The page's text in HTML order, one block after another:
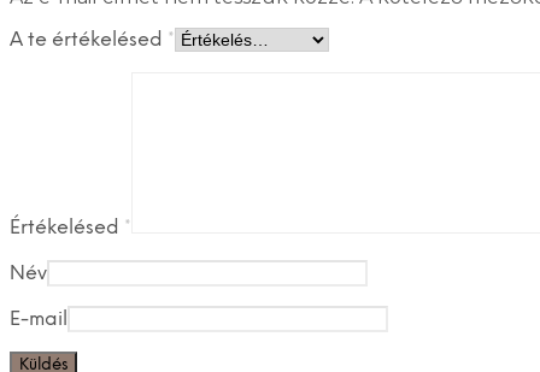
A te értékelésed *
Értékelésed *
Név
E-mail